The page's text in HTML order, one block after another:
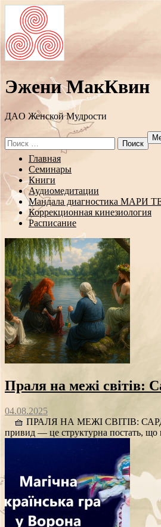
Эжени МакКвин
ДAO Женской Мудрости
Search
for:
Перейти
содержанию
Главная
Семинары
Книги
Аудиомедитации
Мандала диагностика МАРИ
Коррекционная кинезиология
Расписание
Праля на межі світів:
04.08.2025
🧺 ПРАЛЯ НА МЕЖІ СВІТІВ:
привид — це структурна постать, що